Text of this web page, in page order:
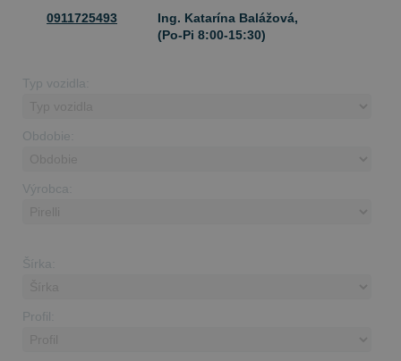
0911725493
Ing. Katarína Balážová,
(Po-Pi 8:00-15:30)
Typ vozidla:
Obdobie:
Výrobca:
Šírka:
Profil: